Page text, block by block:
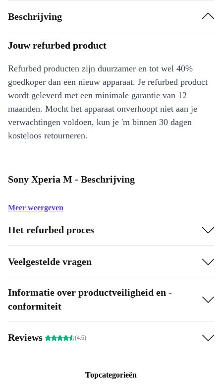
Beschrijving
Jouw refurbed product
Refurbed producten zijn duurzamer en tot wel 40%
goedkoper dan een nieuw apparaat. Je refurbed product
wordt geleverd met een minimale garantie van 12
maanden. Mocht het apparaat onverhoopt niet aan je
verwachtingen voldoen, kun je 'm binnen 30 dagen
kosteloos retourneren.
Sony Xperia M - Beschrijving
Meer weergeven
Het refurbed proces
Veelgestelde vragen
Informatie over productveiligheid en -
conformiteit
Reviews (4.6)
Topcategorieën